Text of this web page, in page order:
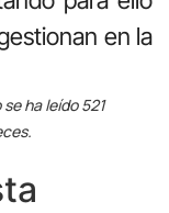
en la
ha leído 521